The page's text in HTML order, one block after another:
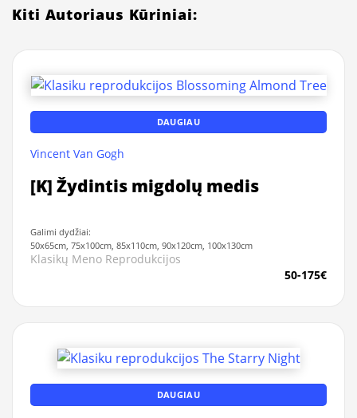
Kiti Autoriaus Kūriniai:
DAUGIAU
Vincent Van Gogh
[K] Žydintis migdolų medis
Galimi dydžiai:
50x65cm, 75x100cm, 85x110cm, 90x120cm, 100x130cm
Klasikų Meno Reprodukcijos
50-175€
DAUGIAU